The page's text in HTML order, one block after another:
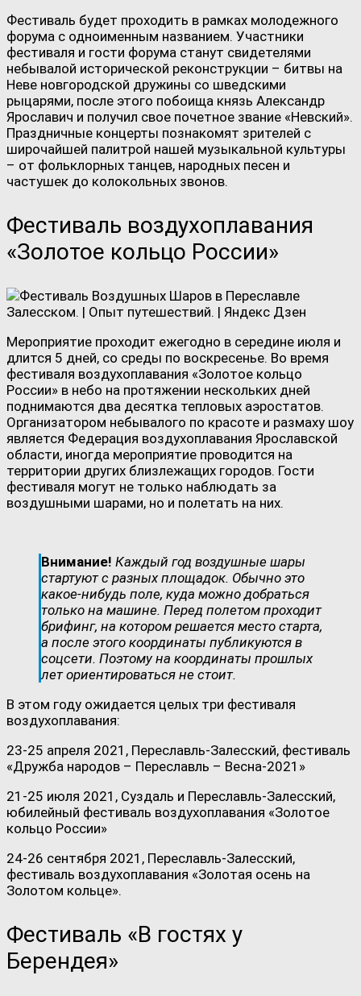
Фестиваль будет проходить в рамках молодежного
форума с одноименным названием. Участники
фестиваля и гости форума станут свидетелями
небывалой исторической реконструкции – битвы на
Неве новгородской дружины со шведскими
рыцарями, после этого побоища князь Александр
Ярославич и получил свое почетное звание «Невский».
Праздничные концерты познакомят зрителей с
широчайшей палитрой нашей музыкальной культуры
– от фольклорных танцев, народных песен и
частушек до колокольных звонов.
Фестиваль воздухоплавания
«Золотое кольцо России»
Мероприятие проходит ежегодно в середине июля и
длится 5 дней, со среды по воскресенье. Во время
фестиваля воздухоплавания «Золотое кольцо
России» в небо на протяжении нескольких дней
поднимаются два десятка тепловых аэростатов.
Организатором небывалого по красоте и размаху шоу
является Федерация воздухоплавания Ярославской
области, иногда мероприятие проводится на
территории других близлежащих городов. Гости
фестиваля могут не только наблюдать за
воздушными шарами, но и полетать на них.
Внимание! Каждый год воздушные шары
стартуют с разных площадок. Обычно это
какое-нибудь поле, куда можно добраться
только на машине. Перед полетом проходит
брифинг, на котором решается место старта,
а после этого координаты публикуются в
соцсети. Поэтому на координаты прошлых
лет ориентироваться не стоит.
В этом году ожидается целых три фестиваля
воздухоплавания:
23-25 апреля 2021, Переславль-Залесский, фестиваль
«Дружба народов – Переславль – Весна-2021»
21-25 июля 2021, Суздаль и Переславль-Залесский,
юбилейный фестиваль воздухоплавания «Золотое
кольцо России»
24-26 сентября 2021, Переславль-Залесский,
фестиваль воздухоплавания «Золотая осень на
Золотом кольце».
Фестиваль «В гостях у
Берендея»